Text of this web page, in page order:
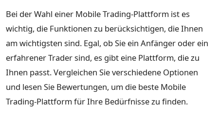
Bei der Wahl einer Mobile Trading-Plattform ist es
wichtig, die Funktionen zu berücksichtigen, die Ihnen
am wichtigsten sind. Egal, ob Sie ein Anfänger oder ein
erfahrener Trader sind, es gibt eine Plattform, die zu
Ihnen passt. Vergleichen Sie verschiedene Optionen
und lesen Sie Bewertungen, um die beste Mobile
Trading-Plattform für Ihre Bedürfnisse zu finden.